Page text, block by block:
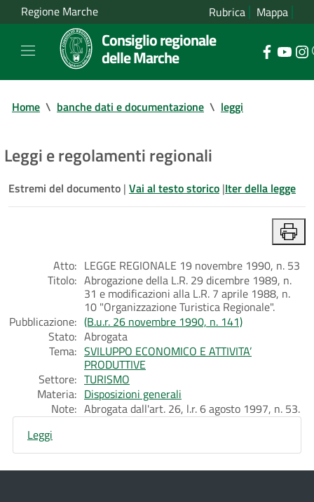
Regione Marche Rubrica Mappa
Consiglio regionale
delle Marche
Home \ banche dati e documentazione \ leggi
Leggi e regolamenti regionali
Estremi del documento | Vai al testo storico |Iter della legge
Atto: LEGGE REGIONALE 19 novembre 1990, n. 53
Titolo: Abrogazione della L.R. 29 dicembre 1989, n.
31 e modificazioni alla L.R. 7 aprile 1988, n.
10 "Organizzazione Turistica Regionale".
Pubblicazione: (B.u.r. 26 novembre 1990, n. 141)
Stato: Abrogata
Tema: SVILUPPO ECONOMICO E ATTIVITA’
PRODUTTIVE
Settore: TURISMO
Materia: Disposizioni generali
Note: Abrogata dall'art. 26, l.r. 6 agosto 1997, n. 53.
Leggi